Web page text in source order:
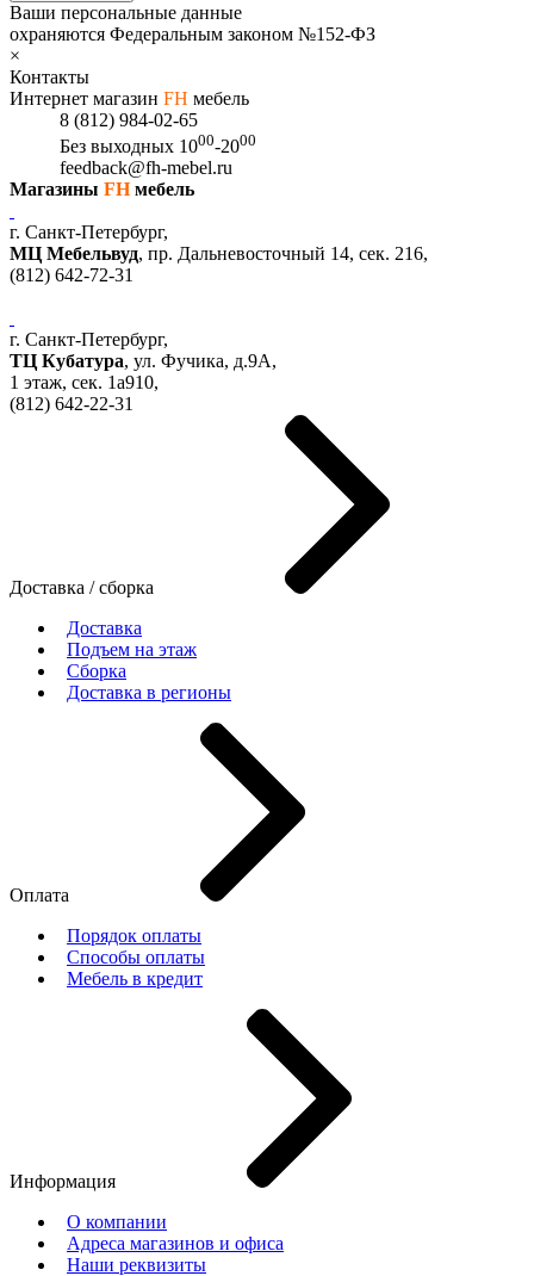
Ваши персональные данные
охраняются Федеральным законом №152-ФЗ
×
Контакты
Интернет магазин FH мебель
8 (812) 984-02-65
Без выходных 1000-2000
feedback@fh-mebel.ru
Магазины FHмебель
г. Санкт-Петербург,
МЦ Мебельвуд, пр. Дальневосточный 14, сек. 216,
(812) 642-72-31
г. Санкт-Петербург,
ТЦ Кубатура, ул. Фучика, д.9А,
1 этаж, сек. 1a910,
(812) 642-22-31
Доставка / сборка
Доставка
Подъем на этаж
Сборка
Доставка в регионы
Оплата
Порядок оплаты
Способы оплаты
Мебель в кредит
Информация
О компании
Адреса магазинов и офиса
Наши реквизиты